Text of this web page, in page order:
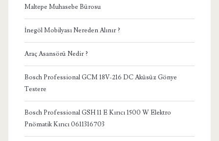
Maltepe Muhasebe Bürosu
İnegöl Mobilyası Nereden Alınır ?
Araç Asansörü Nedir ?
Bosch Professional GCM 18V-216 DC Aküsüz Gönye
Testere
Bosch Professional GSH 11 E Kırıcı 1500 W Elektro
Pnömatik Kırıcı 0611316703